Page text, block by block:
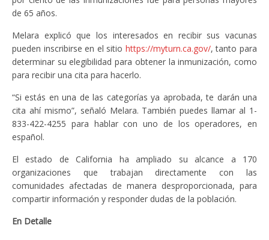
de 65 años.
Melara explicó que los interesados en recibir sus vacunas
pueden inscribirse en el sitio https://myturn.ca.gov/, tanto para
determinar su elegibilidad para obtener la inmunización, como
para recibir una cita para hacerlo.
“Si estás en una de las categorías ya aprobada, te darán una
cita ahí mismo”, señaló Melara. También puedes llamar al 1-
833-422-4255 para hablar con uno de los operadores, en
español.
El estado de California ha ampliado su alcance a 170
organizaciones que trabajan directamente con las
comunidades afectadas de manera desproporcionada, para
compartir información y responder dudas de la población.
En Detalle